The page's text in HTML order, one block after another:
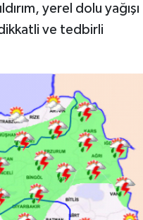
yerel dolu yağışı
ve tedbirli